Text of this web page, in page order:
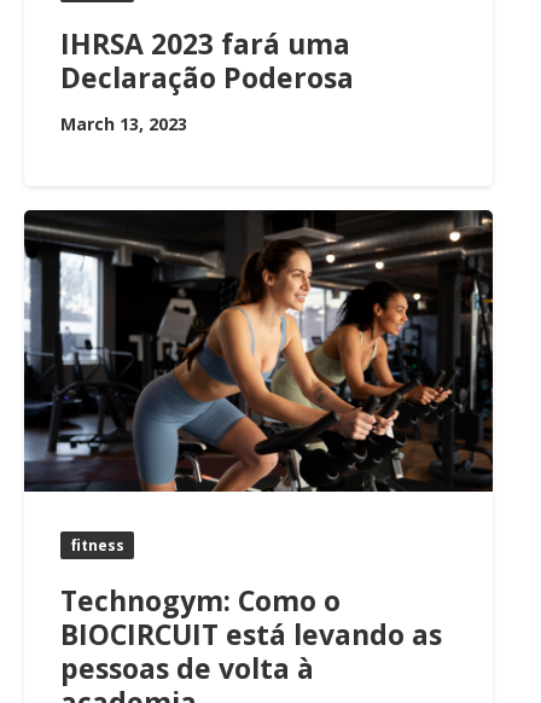
IHRSA 2023 fará uma
Declaração Poderosa
March 13, 2023
fitness
Technogym: Como o
BIOCIRCUIT está levando as
pessoas de volta à